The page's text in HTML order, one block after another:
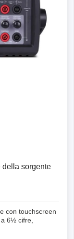
della sorgente
con touchscreen
6½ cifre,